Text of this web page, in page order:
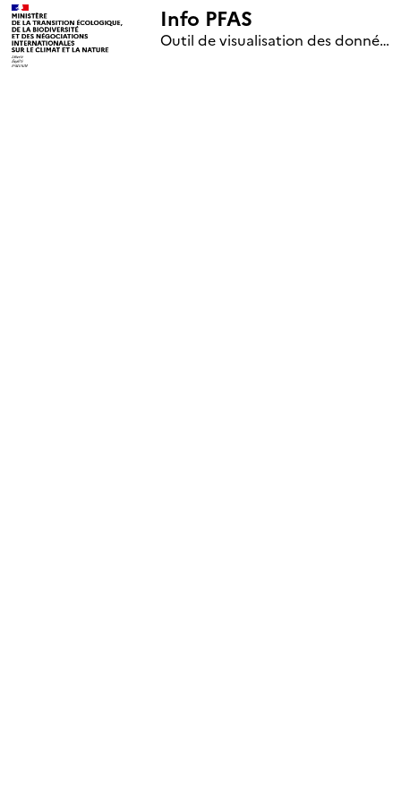
Info PFAS
Outil de visualisation des données nationales de surveillance des substances PFAS (mise à jour le 1er jour de chaque mois)
+
–